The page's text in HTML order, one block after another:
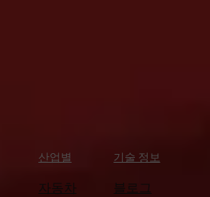
산업별
자동차
기술 정보
블로그